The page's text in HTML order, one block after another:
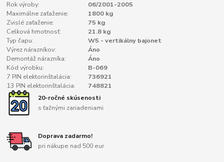
Rok výroby:
06/2001-2005
Maximálne zaťaženie:
1800 kg
Zvislé zaťaženie:
75 kg
Celková hmotnosť:
21.8 kg
Typ čapu:
W5 - vertikálny bajonet
Výrez nárazníkov:
Áno
Demontáž nárazníka:
Áno
Kód výrobku:
B-069
7 PIN elektorinštalácia:
736921
13 PIN elektorinštalácia:
748821
20-ročné skúsenosti
s ťažnými zariadeniami
Doprava zadarmo!
pri nákupe nad 500 eur